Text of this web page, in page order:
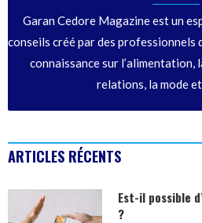
Garan Cedore Magazine est un
conseils créé par des
connaissance sur l’alimentation,
relations, la mode
ARTICLES RÉCENTS
Est-il possible
?